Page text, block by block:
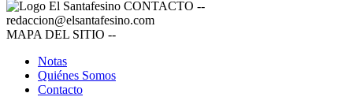
CONTACTO --
redaccion@elsantafesino.com
MAPA DEL SITIO --
Notas
Quiénes Somos
Contacto